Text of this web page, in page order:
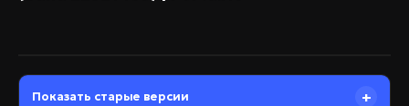
Показать старые версии